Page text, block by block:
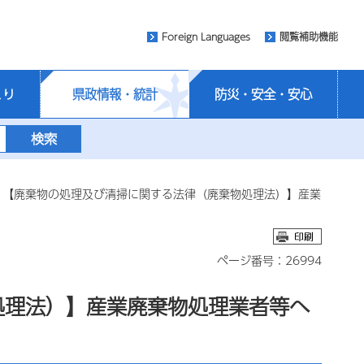
Foreign Languages 閲覧補助機能
県政情報・統計 防災・安全・安心
廃棄物の処理及び清掃に関する法律（廃棄物処理法）】産業
ページ番号：26994
法）】産業廃棄物処理業者等へ